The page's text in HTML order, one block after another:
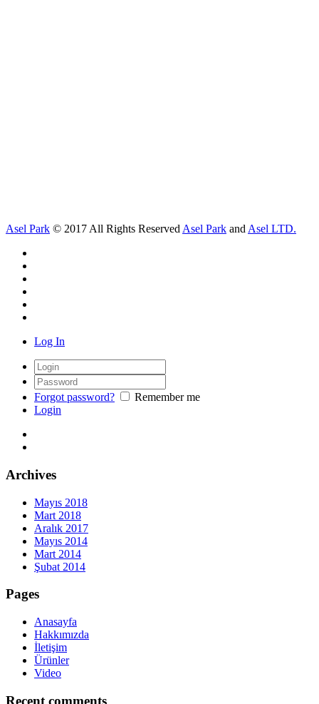
Asel Park © 2017 All Rights Reserved Asel Park and Asel LTD.
Log In
Forgot password?
Remember me
Login
Archives
Mayıs 2018
Mart 2018
Aralık 2017
Mayıs 2014
Mart 2014
Şubat 2014
Pages
Anasayfa
Hakkımızda
İletişim
Ürünler
Video
Recent comments